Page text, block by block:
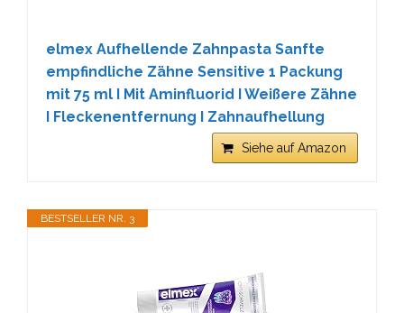
elmex Aufhellende Zahnpasta Sanfte
empfindliche Zähne Sensitive 1 Packung
mit 75 ml I Mit Aminfluorid I Weißere Zähne
I Fleckenentfernung I Zahnaufhellung
Siehe auf Amazon
BESTSELLER NR. 3